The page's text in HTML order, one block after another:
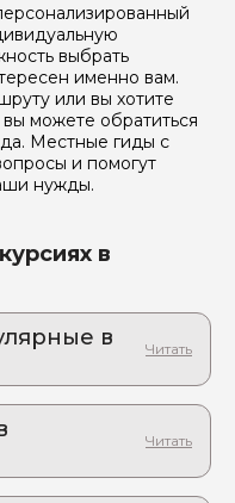
выбрать
именно вам.
или вы хотите
можете обратиться
Местные гиды с
и помогут
нужды.
в
в
замков
настоек: авторская
история в